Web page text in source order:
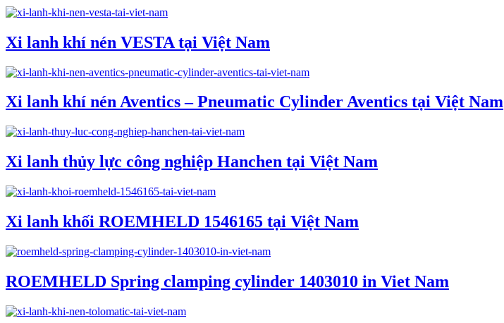
Xi lanh khí nén VESTA tại Việt Nam
Xi lanh khí nén Aventics – Pneumatic Cylinder Aventics tại Việt Nam
Xi lanh thủy lực công nghiệp Hanchen tại Việt Nam
Xi lanh khối ROEMHELD 1546165 tại Việt Nam
ROEMHELD Spring clamping cylinder 1403010 in Viet Nam